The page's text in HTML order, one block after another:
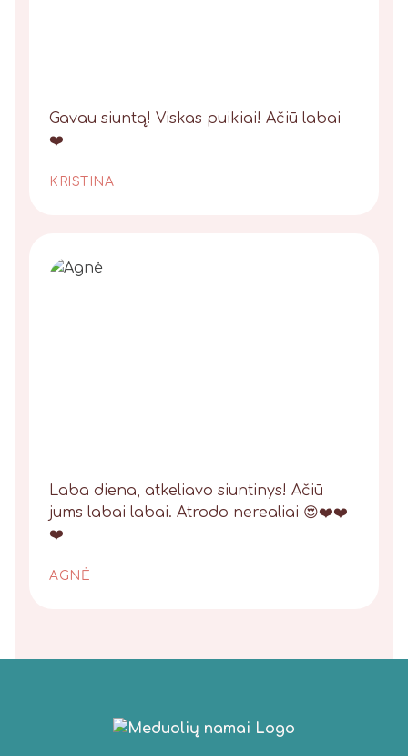
Gavau siuntą! Viskas puikiai! Ačiū labai
❤️
KRISTINA
Laba diena, atkeliavo siuntinys! Ačiū
jums labai labai. Atrodo nerealiai 😍❤️❤️
❤️
AGNĖ